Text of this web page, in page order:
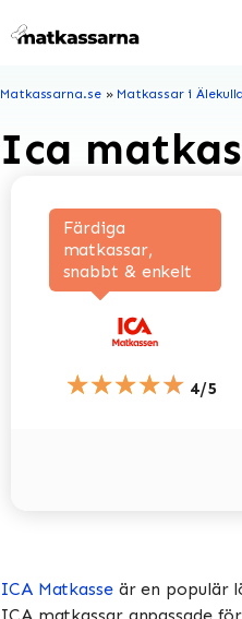
Matkassarna.se» Matkassar i Älekulla
Ica
Färdiga
matkassar,
snabbt & enkelt
★★★★★ 4/5
ICA Matkasseär en populär